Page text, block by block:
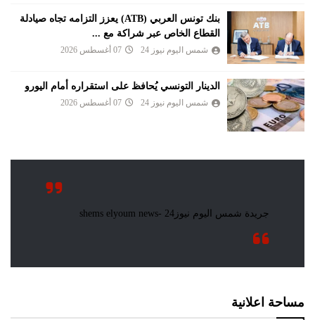
بنك تونس العربي (ATB) يعزز التزامه تجاه صيادلة
القطاع الخاص عبر شراكة مع ...
شمس اليوم نيوز 24 07 أغسطس 2026
الدينار التونسي يُحافظ على استقراره أمام اليورو
شمس اليوم نيوز 24 07 أغسطس 2026
مساحة اعلانية